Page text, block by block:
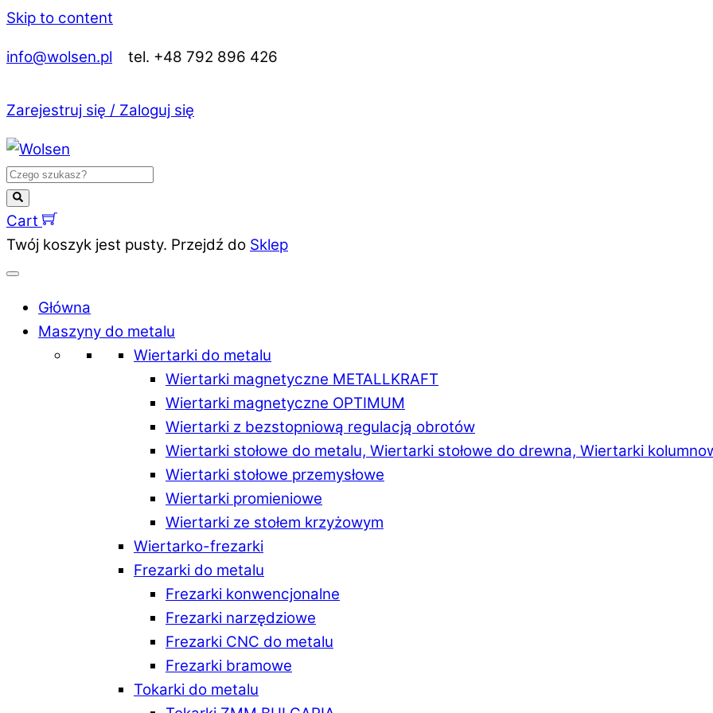
Skip to content
info@wolsen.pl tel. +48 792 896 426
Zarejestruj się / Zaloguj się
Cart
Twój koszyk jest pusty. Przejdź do Sklep
Główna
Maszyny do metalu
Wiertarki do metalu
Wiertarki magnetyczne METALLKRAFT
Wiertarki magnetyczne OPTIMUM
Wiertarki z bezstopniową regulacją obrotów
Wiertarki stołowe do metalu, Wiertarki stołowe do drewna, Wiertarki
Wiertarki stołowe przemysłowe
Wiertarki promieniowe
Wiertarki ze stołem krzyżowym
Wiertarko-frezarki
Frezarki do metalu
Frezarki konwencjonalne
Frezarki narzędziowe
Frezarki CNC do metalu
Frezarki bramowe
Tokarki do metalu